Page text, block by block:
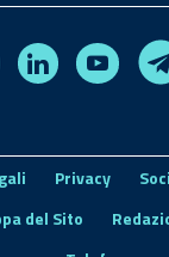
InstagramLinkedin
Privacy
del Sito